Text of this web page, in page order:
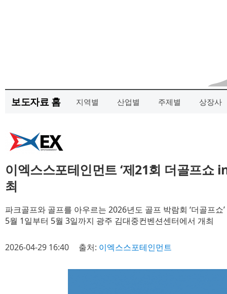
보도자료 홈 지역별 산업별 주제별 상장사
이엑스스포테인먼트 ‘제21회 더골프쇼
최
파크골프와 골프를 아우르는 2026년도 골프 박람회 ‘더골프쇼’
5월 1일부터 5월 3일까지 광주 김대중컨벤션센터에서 개최
2026-04-29 16:40 출처: 이엑스스포테인먼트